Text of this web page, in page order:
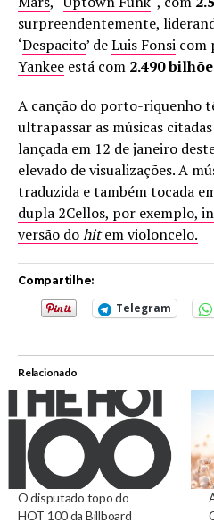
surpreendentemente,
‘Despacito’ deLuis Fonsi com
Yankee está com 2.490
A canção do porto-riquenho
ultrapassar as músicas
lançada em 12 de janeiro
elevado de visualizações. A
traduzida e também tocada
dupla 2Cellos, por exemplo,
versão dohitem violoncelo.
Compartilhe:
Telegram
Relacionado
O disputado topo do
HOT 100 da Billboard